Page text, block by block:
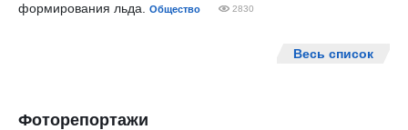
формирования льда.
Общество 2830
Весь список
Фоторепортажи